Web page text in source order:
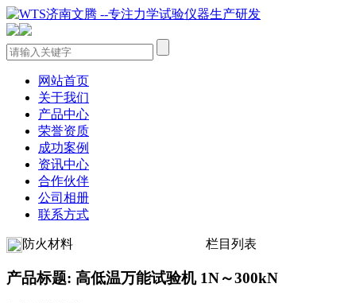
网站首页
关于我们
产品中心
荣誉资质
成功案例
资讯中心
合作伙伴
公司相册
联系方式
防火材料 栏目列表
产品标题: 高低温万能试验机 1N～300kN